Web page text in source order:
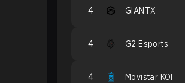
4 GIANTX
4 G2 Esports
4 Movistar KOI